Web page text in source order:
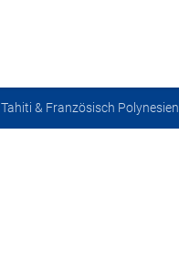
Tahiti & Französisch Polynesien